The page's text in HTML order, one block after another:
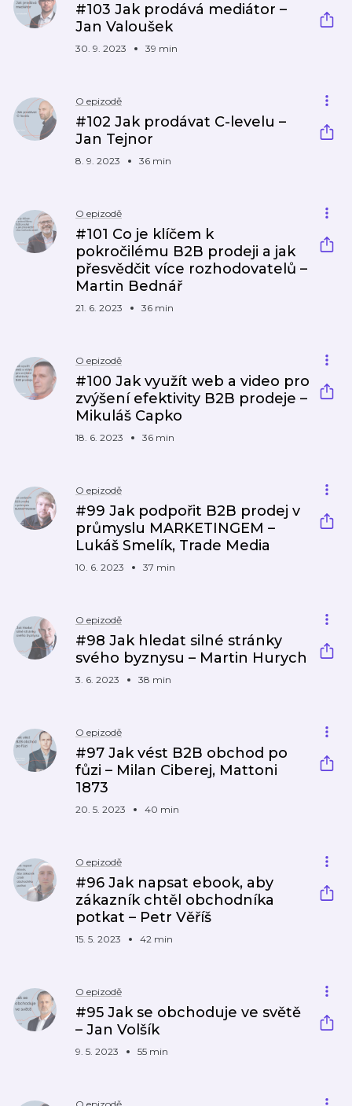
#103 Jak prodává mediátor –
Jan Valoušek
30. 9. 2023 39 min
O epizodě
#102 Jak prodávat C-levelu –
Jan Tejnor
8. 9. 2023 36 min
O epizodě
#101 Co je klíčem k
pokročilému B2B prodeji a jak
přesvědčit více rozhodovatelů –
Martin Bednář
21. 6. 2023 36 min
O epizodě
#100 Jak využít web a video pro
zvýšení efektivity B2B prodeje –
Mikuláš Capko
18. 6. 2023 36 min
O epizodě
#99 Jak podpořit B2B prodej v
průmyslu MARKETINGEM –
Lukáš Smelík, Trade Media
10. 6. 2023 37 min
O epizodě
#98 Jak hledat silné stránky
svého byznysu – Martin Hurych
3. 6. 2023 38 min
O epizodě
#97 Jak vést B2B obchod po
fůzi – Milan Ciberej, Mattoni
1873
20. 5. 2023 40 min
O epizodě
#96 Jak napsat ebook, aby
zákazník chtěl obchodníka
potkat – Petr Věříš
15. 5. 2023 42 min
O epizodě
#95 Jak se obchoduje ve světě
– Jan Volšík
9. 5. 2023 55 min